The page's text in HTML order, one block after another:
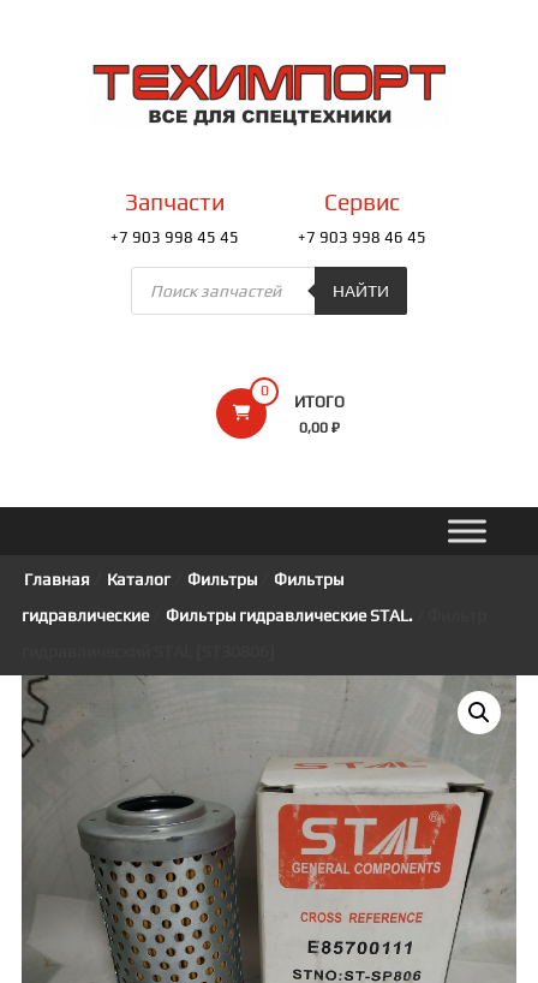
содержимомуТЕХИМПОРТ
Всё
0
ИТОГО
0,00 ₽
Запчасти
+7 903 998 45 45
Сервис
+7 903 998 46 45
Поиск
товаров
НАЙТИ
Главная Каталог/ Фильтры/
Фильтры
гидравлические/ Фильтры гидравлические STAL./ Фильтр